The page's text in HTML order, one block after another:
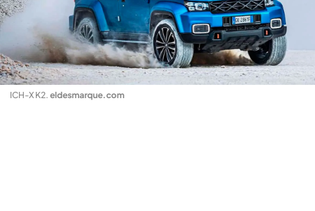
ICH-X K2. eldesmarque.com